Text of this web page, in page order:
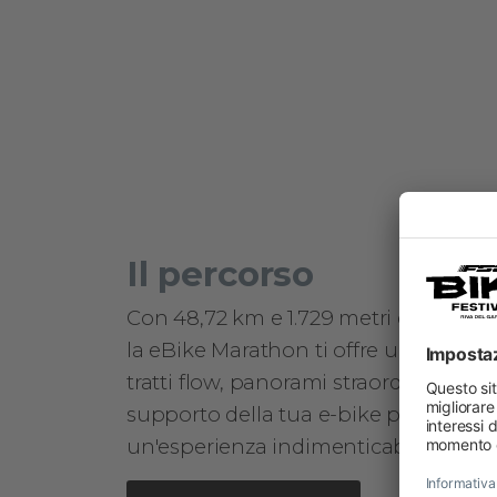
Il percorso
Con 48,72 km e 1.729 metri di
la eBike Marathon ti offre un mix di
tratti flow, panorami straordinari e il
supporto della tua e-bike per vivere
un'esperienza indimenticabile.